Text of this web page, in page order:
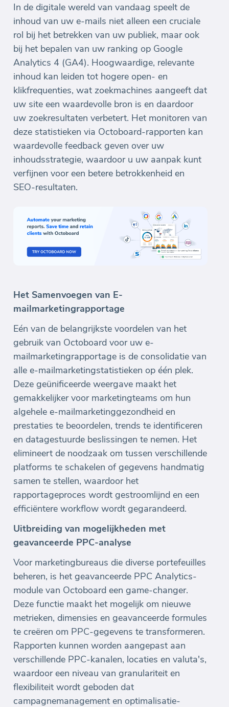
In de digitale wereld van vandaag speelt de
inhoud van uw e-mails niet alleen een cruciale
rol bij het betrekken van uw publiek, maar ook
bij het bepalen van uw ranking op Google
Analytics 4 (GA4). Hoogwaardige, relevante
inhoud kan leiden tot hogere open- en
klikfrequenties, wat zoekmachines aangeeft dat
uw site een waardevolle bron is en daardoor
uw zoekresultaten verbetert. Het monitoren van
deze statistieken via Octoboard-rapporten kan
waardevolle feedback geven over uw
inhoudsstrategie, waardoor u uw aanpak kunt
verfijnen voor een betere betrokkenheid en
SEO-resultaten.
Het Samenvoegen van E-
mailmarketingrapportage
Eén van de belangrijkste voordelen van het
gebruik van Octoboard voor uw e-
mailmarketingrapportage is de consolidatie van
alle e-mailmarketingstatistieken op één plek.
Deze geünificeerde weergave maakt het
gemakkelijker voor marketingteams om hun
algehele e-mailmarketinggezondheid en
prestaties te beoordelen, trends te identificeren
en datagestuurde beslissingen te nemen. Het
elimineert de noodzaak om tussen verschillende
platforms te schakelen of gegevens handmatig
samen te stellen, waardoor het
rapportageproces wordt gestroomlijnd en een
efficiëntere workflow wordt gegarandeerd.
Uitbreiding van mogelijkheden met
geavanceerde PPC-analyse
Voor marketingbureaus die diverse portefeuilles
beheren, is het geavanceerde PPC Analytics-
module van Octoboard een game-changer.
Deze functie maakt het mogelijk om nieuwe
metrieken, dimensies en geavanceerde formules
te creëren om PPC-gegevens te transformeren.
Rapporten kunnen worden aangepast aan
verschillende PPC-kanalen, locaties en valuta's,
waardoor een niveau van granulariteit en
flexibiliteit wordt geboden dat
campagnemanagement en optimalisatie-